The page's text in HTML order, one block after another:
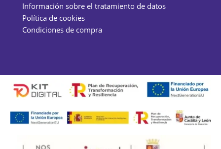
Información sobre el tratamiento de datos
Política de cookies
Condiciones de compra